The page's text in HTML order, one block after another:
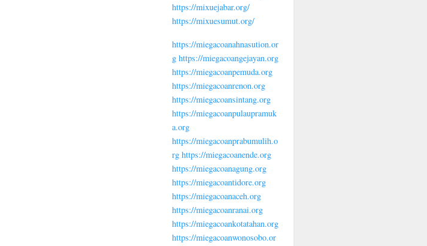
https://mixuejabar.org/
https://mixuesumut.org/
https://miegacoanahnasution.or
g https://miegacoangejayan.org
https://miegacoanpemuda.org
https://miegacoanrenon.org
https://miegacoansintang.org
https://miegacoanpulaupramuk
a.org
https://miegacoanprabumulih.o
rg https://miegacoanende.org
https://miegacoanagung.org
https://miegacoantidore.org
https://miegacoanaceh.org
https://miegacoanranai.org
https://miegacoankotatahan.org
https://miegacoanwonosobo.or